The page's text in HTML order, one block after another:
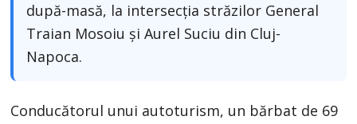
după-masă, la intersecţia străzilor General
Traian Mosoiu şi Aurel Suciu din Cluj-
Napoca.
Conducătorul unui autoturism, un bărbat de 69